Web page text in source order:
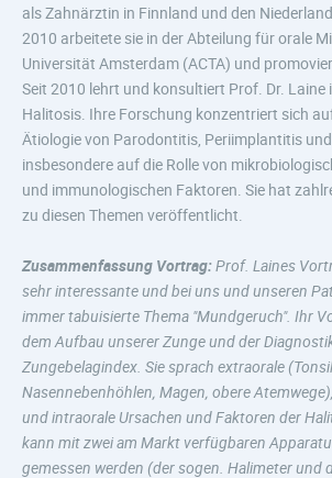
als Zahnärztin in Finnland und den
2010 arbeitete sie in der Abteilung für orale
Universität Amsterdam (ACTA) und
Seit 2010 lehrt und konsultiert Prof. Dr. Laine
Halitosis. Ihre Forschung konzentriert sich
Ätiologie von Parodontitis, Periimplantitis
insbesondere auf die Rolle von
und immunologischen Faktoren. Sie hat
zu diesen Themen veröffentlicht.
Zusammenfassung Vortrag:Prof. Laines
sehr interessante und bei uns und unseren
immer tabuisierte Thema "Mundgeruch". Ihr
dem Aufbau unserer Zunge und der
Zungebelagindex. Sie sprach extraorale
Nasennebenhöhlen, Magen, obere
und intraorale Ursachen und Faktoren der
kann mit zwei am Markt verfügbaren
gemessen werden (der sogen. Halimeter und